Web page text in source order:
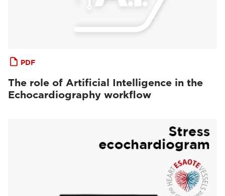
PDF
The role of Artificial Intelligence in the
Echocardiography workflow